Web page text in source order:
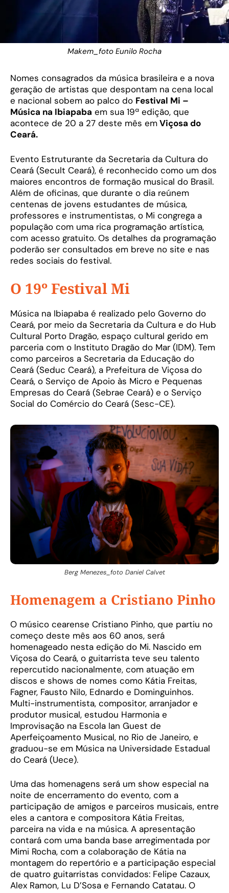
Makem_foto Eunilo Rocha
Nomes consagrados da música brasileira e a nova
geração de artistas que despontam na cena local
e nacional sobem ao palco do Festival Mi –
Música na Ibiapaba em sua 19ª edição, que
acontece de 20 a 27 deste mês emViçosa do
Ceará.
Evento Estruturante da Secretaria da Cultura do
Ceará (Secult Ceará), é reconhecido como um dos
maiores encontros de formação musical do Brasil.
Além de oficinas, que durante o dia reúnem
centenas de jovens estudantes de música,
professores e instrumentistas, o Mi congrega a
população com uma rica programação artística,
com acesso gratuito. Os detalhes da programação
poderão ser consultados em breve no site e nas
redes sociais do festival.
O 19º Festival Mi
Música na Ibiapaba é realizado pelo Governo do
Ceará, por meio da Secretaria da Cultura e do Hub
Cultural Porto Dragão, espaço cultural gerido em
parceria com o Instituto Dragão do Mar (IDM). Tem
como parceiros a Secretaria da Educação do
Ceará (Seduc Ceará), a Prefeitura de Viçosa do
Ceará, o Serviço de Apoio às Micro e Pequenas
Empresas do Ceará (Sebrae Ceará) e o Serviço
Social do Comércio do Ceará (Sesc-CE).
Berg Menezes_foto Daniel Calvet
Homenagem a Cristiano Pinho
O músico cearense Cristiano Pinho, que partiu no
começo deste mês aos 60 anos, será
homenageado nesta edição do Mi. Nascido em
Viçosa do Ceará, o guitarrista teve seu talento
repercutido nacionalmente, com atuação em
discos e shows de nomes como Kátia Freitas,
Fagner, Fausto Nilo, Ednardo e Dominguinhos.
Multi-instrumentista, compositor, arranjador e
produtor musical, estudou Harmonia e
Improvisação na Escola Ian Guest de
Aperfeiçoamento Musical, no Rio de Janeiro, e
graduou-se em Música na Universidade Estadual
do Ceará (Uece).
Uma das homenagens será um show especial na
noite de encerramento do evento, com a
participação de amigos e parceiros musicais, entre
eles a cantora e compositora Kátia Freitas,
parceira na vida e na música. A apresentação
contará com uma banda base arregimentada por
Mimi Rocha, com a colaboração de Kátia na
montagem do repertório e a participação especial
de quatro guitarristas convidados: Felipe Cazaux,
Alex Ramon, Lu D’Sosa e Fernando Catatau. O